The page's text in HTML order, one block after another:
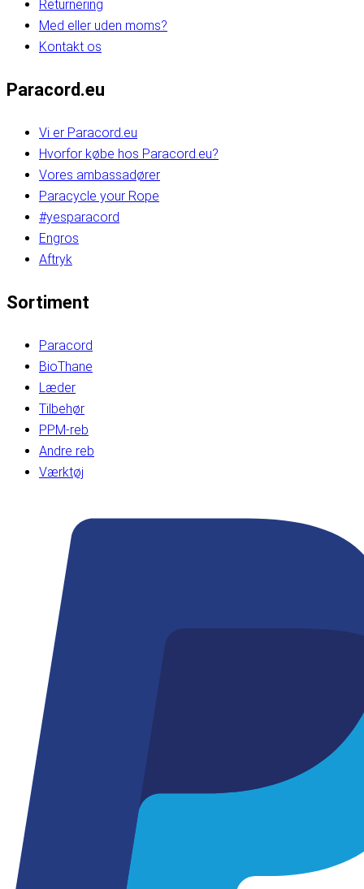
Returnering
Med eller uden moms?
Kontakt os
Paracord.eu
Vi er Paracord.eu
Hvorfor købe hos Paracord.eu?
Vores ambassadører
Paracycle your Rope
#yesparacord
Engros
Aftryk
Sortiment
Paracord
BioThane
Læder
Tilbehør
PPM-reb
Andre reb
Værktøj